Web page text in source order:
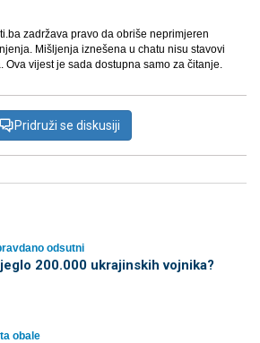
zadržava pravo da obriše neprimjeren
Mišljenja iznešena u chatu nisu stavovi
Ova vijest je sada dostupna samo za čitanje.
Pridruži se diskusiji
odsutni
200.000 ukrajinskih vojnika?
obale